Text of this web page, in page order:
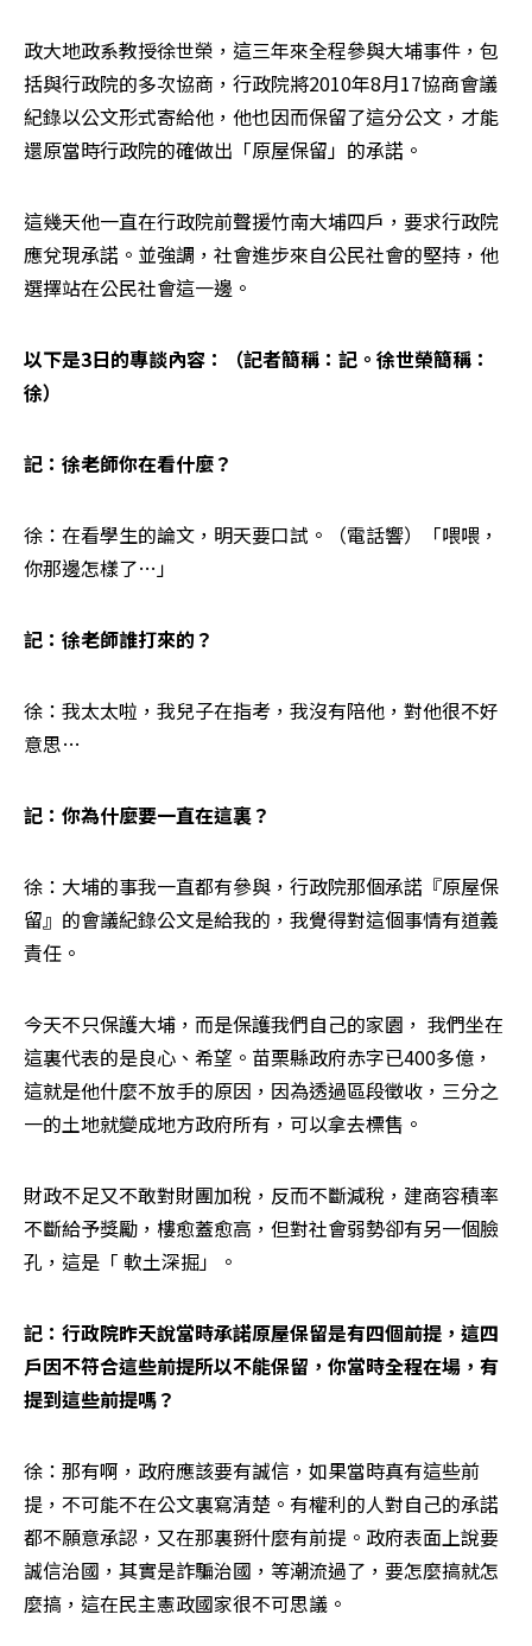
政大地政系教授徐世榮，這三年來全程參與大埔事件，包
括與行政院的多次協商，行政院將2010年8月17協商會議
紀錄以公文形式寄給他，他也因而保留了這分公文，才能
還原當時行政院的確做出「原屋保留」的承諾。
這幾天他一直在行政院前聲援竹南大埔四戶，要求行政院
應兌現承諾。並強調，社會進步來自公民社會的堅持，他
選擇站在公民社會這一邊。
以下是3日的專談內容：（記者簡稱：記。徐世榮簡稱：
徐）
記：徐老師你在看什麼？
徐：在看學生的論文，明天要口試。（電話響）「喂喂，
你那邊怎樣了…」
記：徐老師誰打來的？
徐：我太太啦，我兒子在指考，我沒有陪他，對他很不好
意思…
記：你為什麼要一直在這裏？
徐：大埔的事我一直都有參與，行政院那個承諾『原屋保
留』的會議紀錄公文是給我的，我覺得對這個事情有道義
責任。
今天不只保護大埔，而是保護我們自己的家園， 我們坐在
這裏代表的是良心、希望。苗栗縣政府赤字已400多億，
這就是他什麼不放手的原因，因為透過區段徵收，三分之
一的土地就變成地方政府所有，可以拿去標售。
財政不足又不敢對財團加稅，反而不斷減稅，建商容積率
不斷給予獎勵，樓愈蓋愈高，但對社會弱勢卻有另一個臉
孔，這是「 軟土深掘」。
記：行政院昨天說當時承諾原屋保留是有四個前提，這四
戶因不符合這些前提所以不能保留，你當時全程在場，有
提到這些前提嗎？
徐：那有啊，政府應該要有誠信，如果當時真有這些前
提，不可能不在公文裏寫清楚。有權利的人對自己的承諾
都不願意承認，又在那裏掰什麼有前提。政府表面上說要
誠信治國，其實是詐騙治國，等潮流過了，要怎麼搞就怎
麼搞，這在民主憲政國家很不可思議。